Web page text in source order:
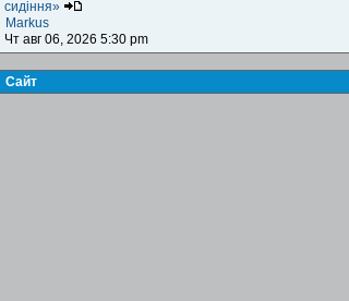
сидіння»
Markus
Чт авг 06, 2026 5:30 pm
Сайт